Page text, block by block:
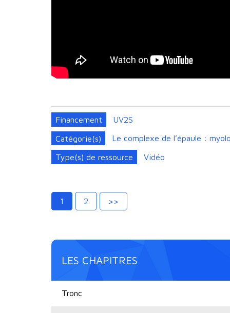
Financement UV2S
Catégorie(s) Le complexe de l’épaule :
Type(s) de ressource Vidéo
1 2 >>
LES CHAPITRES
Tronc